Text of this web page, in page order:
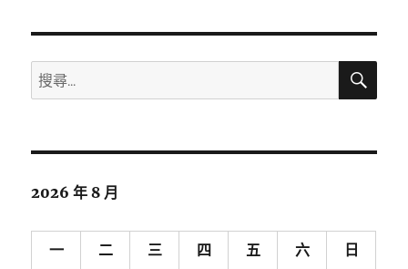
搜
尋
鍵
搜
2026 年 8 月
一 二 三 四 五 六 日